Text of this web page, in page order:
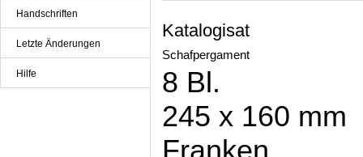
Handschriften
Letzte Änderungen
Hilfe
Katalogisat
Schafpergament
8 Bl.
245 x 160 mm